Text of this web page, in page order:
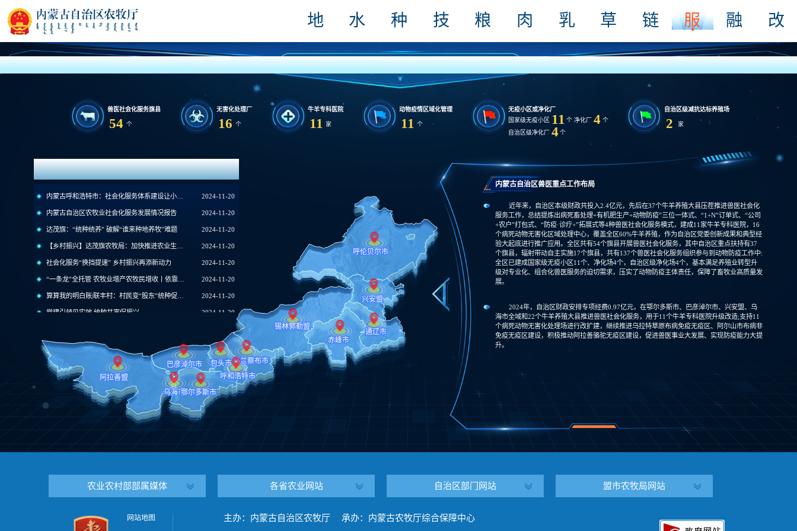
地 水 种 技 粮 肉 乳 草 链 服 融 改
内蒙古自治区兽医重点工作布局
兽医社会化服务旗县
54 个
无害化处理厂
16 个
牛羊专科医院
11 家
动物疫情区域化管理
11 个
无疫小区或净化厂
国家级无疫小区 11 个 净化厂 4 个
自治区级净化厂 4 个
自治区级减抗达标养殖场
2 家
重点工作
农业社会化服务补助 2026-05-18
内蒙古农牧厅出台指导意见 推进兽医社会化服务高质量发展 2025-06-09
2025年农业社会化服务重点工作布局 2025-05-19
2024-11-20
内蒙古自治区农牧业社会化服务发展情况报告 2024-11-20
达茂旗：“统种统养” 破解“谁来种地养牧”难题 2024-11-20
【乡村振兴】达茂旗农牧局：加快推进农业生产社会化服务，促进现代农业大发展，农业增效、农民增收 2024-11-20
社会化服务“换挡提速” 乡村振兴再添新动力 2024-11-20
“一条龙”全托管 农牧业增产农牧民增收丨依靠市场化手段 提升“三个水平” 2024-11-20
2024-11-20
党建引领见实效 统种共富促振兴 2024-11-20
构建兽医社会化服务体系 提升动物疫病防控整体水平 2024-11-14
自治区农牧厅举办全区农业社会化服务培训班 2024-11-01
全区兽医社会化服务培训班在锡林郭勒盟举办 2024-08-12
农业社会化服务补助 2026-05-18
兴安盟农业社会化服务“强引擎”助力乡村振兴 2025-11-12
内蒙古自治区农牧业社会化服务发展情况报告 2024-11-20
内蒙古自治区兽医重点工作布局
近年来，自治区本级财政共投入2.4亿元，先后在37个牛羊养殖大县压茬推进兽医社会化
服务工作，总结提炼出病死畜处理+有机肥生产+动物防疫”三位一体式、“1+N”订单式、“公司
+农户”打包式、“防疫·诊疗+”拓展式等4种兽医社会化服务模式，建成11家牛羊专科医院，16
个病死动物无害化区域处理中心，覆盖全区60%牛羊养殖，作为自治区党委创新成果和典型经
验大起底进行推广应用。全区共有54个旗县开展兽医社会化服务，其中自治区重点扶持有37
个旗县，辐射带动自主实施17个旗县，共有137个兽医社会化服务组织参与到动物防疫工作中:
全区已建成国家级无疫小区11个、净化场4个，自治区级净化场4个，基本满足养殖业转型升
级对专业化、组合化兽医服务的迫切需求，压实了动物防疫主体责任，保障了畜牧业高质量发
展。
2024年，自治区财政安排专项经费0.97亿元，在鄂尔多斯市、巴彦淖尔市、兴安盟、乌
海市全域和22个牛羊养殖大县推进兽医社会化服务，用于11个牛羊专科医院升级改造;支持11
个病死动物无害化处理场进行改扩建，继续推进乌拉特草原布病免疫无疫区、阿尔山市布病非
免疫无疫区建设，积极推动阿拉善骆驼无疫区建设，促进兽医事业大发展、实现防疫能力大提
升。
农业农村部部属媒体 各省农业网站 自治区部门网站 盟市农牧局网站
网站地图
主办：内蒙古自治区农牧厅 承办：内蒙古农牧厅综合保障中心